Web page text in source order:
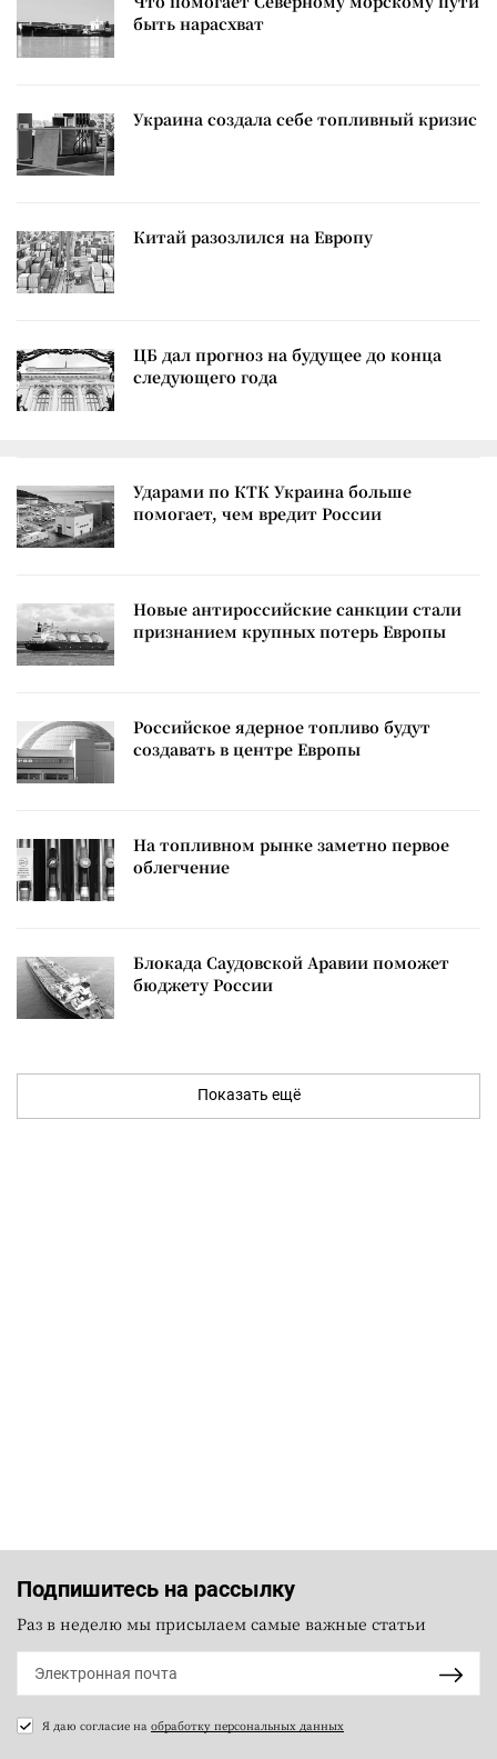
быть нарасхват
Украина создала себе топливный кризис
Китай разозлился на Европу
ЦБ дал прогноз на будущее до конца
следующего года
Ударами по КТК Украина больше
помогает, чем вредит России
Новые антироссийские санкции стали
признанием крупных потерь Европы
Российское ядерное топливо будут
создавать в центре Европы
На топливном рынке заметно первое
облегчение
Блокада Саудовской Аравии поможет
бюджету России
Показать ещё
Подпишитесь на рассылку
Раз в неделю мы присылаем самые важные статьи
Я даю согласие на обработку персональных данных